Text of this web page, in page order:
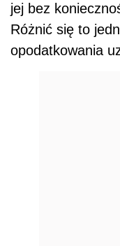
jej bez
Różnić się to
opodatkowania